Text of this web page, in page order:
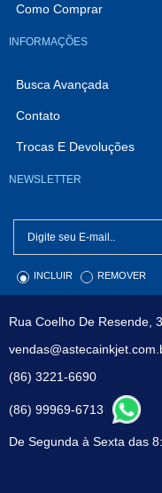
Como Comprar
INFORMAÇÕES
Busca Avançada
Contato
Trocas E Devoluções
NEWSLETTER
INCLUIR REMOVER
Rua Coelho De Resende,
(86) 3221-6690
(86) 99969-6713
De Segunda à Sexta das